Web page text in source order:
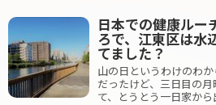
日本での健康ルー
ろで、江東区は水
てました？
山の日というわけのわ
だったけど、三日目の
て、とうとう一日家か